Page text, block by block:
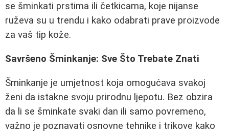
se šminkati prstima ili četkicama, koje nijanse
ruževa su u trendu i kako odabrati prave proizvode
za vaš tip kože.
Savršeno Šminkanje: Sve Što Trebate Znati
Šminkanje je umjetnost koja omogućava svakoj
ženi da istakne svoju prirodnu ljepotu. Bez obzira
da li se šminkate svaki dan ili samo povremeno,
važno je poznavati osnovne tehnike i trikove kako